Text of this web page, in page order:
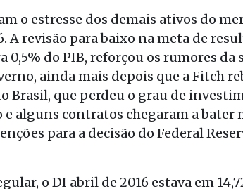
o estresse dos demais ativos do
A revisão para baixo na meta de
0,5% do PIB, reforçou os rumores
ainda mais depois que a Fitch
Brasil, que perdeu o grau de
alguns contratos chegaram a bater
para a decisão do Federal
o DI abril de 2016 estava em